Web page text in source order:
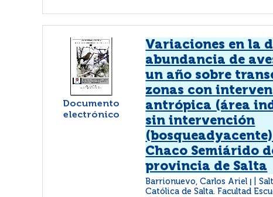
Documento
electrónico
Variaciones en la
abundancia de
un año sobre
zonas con
antrópica (área
sin intervención
Chaco Semiárido
provincia de Salta
Barrionuevo, Carlos Ariel
Católica de Salta. Facultad